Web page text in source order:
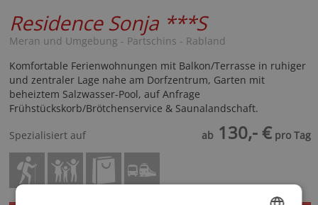
Residence Sonja ***S
Meran und Umgebung - Partschins - Rabland
Komfortable Ferienwohnungen mit Balkon/Terrasse in ruhiger
und zentraler Lage nahe am Dorfzentrum, Garten mit
beheiztem Salzwasser-Pool, auf Anfrage
Frühstückskorb/Brötchenservice & Saunalandschaft.
Spezialisiert auf
ab 130,- € pro Tag